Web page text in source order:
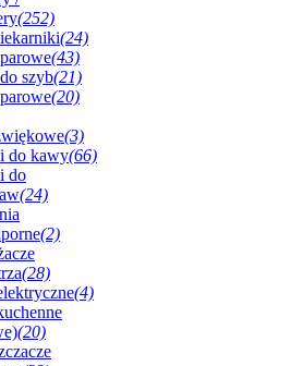
(252)
(24)
(43)
szyb(21)
(20)
(3)
do kawy(66)
do
(24)
(2)
(28)
(4)
(20)